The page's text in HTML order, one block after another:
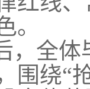
。
，全
围绕“